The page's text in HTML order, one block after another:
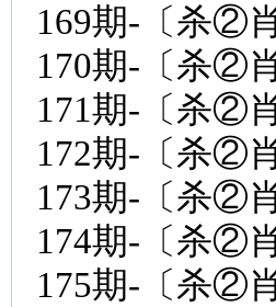
169期-〔杀②
170期-〔杀②
171期-〔杀②
172期-〔杀②
173期-〔杀②
174期-〔杀②
175期-〔杀②